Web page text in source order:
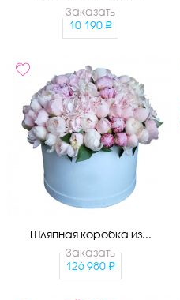
Заказать
10 190
Шляпная коробка из...
Заказать
126 980